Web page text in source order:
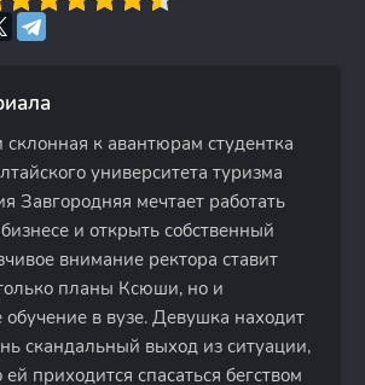
к авантюрам студентка
университета туризма
Завгородняя мечтает работать
и открыть собственный
внимание ректора ставит
планы Ксюши, но и
в вузе. Девушка находит
скандальный выход из ситуации,
ей приходится спасаться бегством